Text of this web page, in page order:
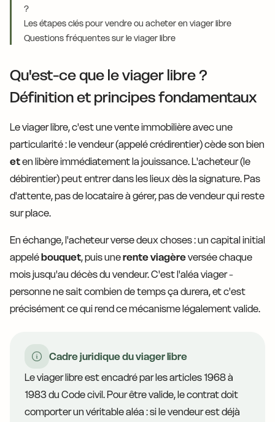
?
Les étapes clés pour vendre ou acheter en viager libre
Questions fréquentes sur le viager libre
Qu'est-ce que le viager libre ?
Définition et principes fondamentaux
Le viager libre, c'est une vente immobilière avec une
particularité : le vendeur (appelé crédirentier) cède son bien
eten libère immédiatement la jouissance. L'acheteur (le
débirentier) peut entrer dans les lieux dès la signature. Pas
d'attente, pas de locataire à gérer, pas de vendeur qui reste
sur place.
En échange, l'acheteur verse deux choses : un capital initial
appelébouquet, puis unerente viagèreversée chaque
mois jusqu'au décès du vendeur. C'est l'aléa viager -
personne ne sait combien de temps ça durera, et c'est
précisément ce qui rend ce mécanisme légalement valide.
Cadre juridique du viager libre
Le viager libre est encadré par les articles 1968 à
1983 du Code civil. Pour être valide, le contrat doit
comporter un véritable aléa : si le vendeur est déjà